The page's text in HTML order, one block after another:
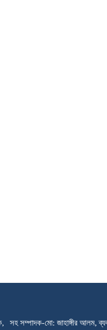
মো: জাহাঙ্গীর আলম,